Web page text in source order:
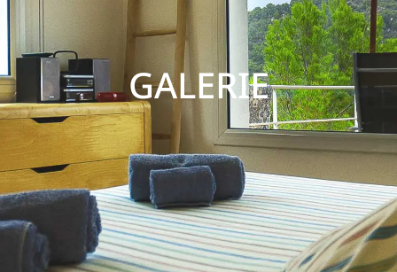
GALERIE